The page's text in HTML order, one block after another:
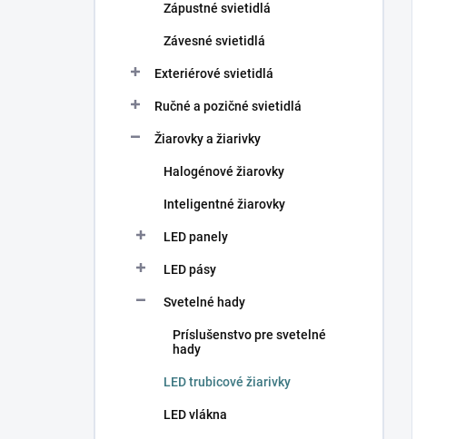
Zápustné svietidlá
Závesné svietidlá
Exteriérové svietidlá
Ručné a pozičné svietidlá
Žiarovky a žiarivky
Halogénové žiarovky
Inteligentné žiarovky
LED panely
LED pásy
Svetelné hady
Príslušenstvo pre svetelné
hady
LED trubicové žiarivky
LED vlákna